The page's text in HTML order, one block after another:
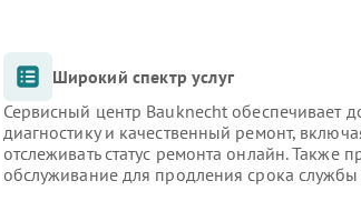
Широкий спектр услуг
Сервисный центр Bauknecht обеспечивает
диагностику и качественный ремонт,
отслеживать статус ремонта онлайн. Также
обслуживание для продления срока службы